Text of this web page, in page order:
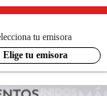
tu emisora
Elige tu emisora